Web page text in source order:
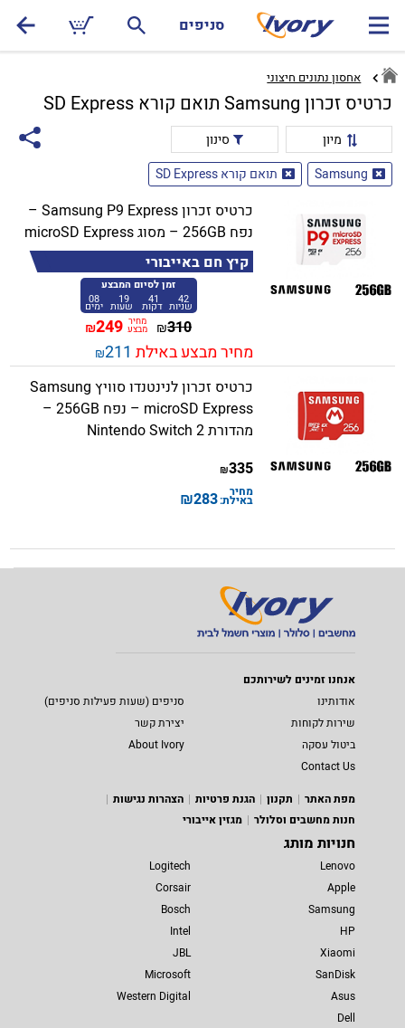
סניפים
אחסון נתונים חיצוני
כרטיס זכרון Samsung תואם קורא SD Express
מיון
סינון
Samsung
תואם קורא SD Express
כרטיס זכרון Samsung P9 Express –
נפח 256GB – מסוג microSD Express
קיץ חם באייבורי
זמן לסיום המבצע
42
שניות 41
דקות 19
שעות 08
ימים
310
₪ מחיר
מבצע 249
₪
מחיר מבצע באילת 211
₪
כרטיס זכרון לנינטנדו סוויץ Samsung
microSD Express – נפח 256GB –
מהדורת Nintendo Switch 2
335
₪
מחיר
באילת:283
₪
אנחנו זמינים לשירותכם
אודותינו
סניפים (שעות פעילות סניפים)
שירות לקוחות
יצירת קשר
ביטול עסקה
About Ivory
Contact Us
מפת האתר
תקנון הגנת פרטיות
הצהרות נגישות
חנות מחשבים וסלולר
מגזין אייבורי
חנויות מותג
Lenovo
Apple
Samsung
HP
Xiaomi
SanDisk
Asus
Dell
Logitech
Corsair
Bosch
Intel
JBL
Microsoft
Western Digital